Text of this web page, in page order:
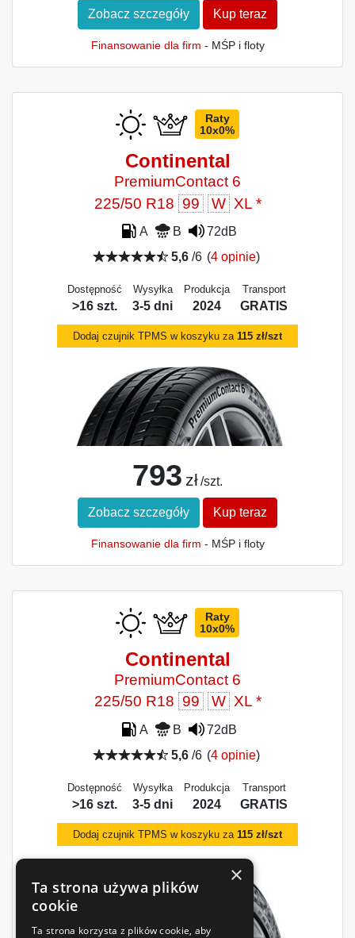
Zobacz szczegóły Kup teraz
Finansowanie dla firm - MŚP i floty
Raty
10x0%
Continental
PremiumContact 6
225/50 R18 99 W XL *
A B
72dB
5,6/6 (4 opinie)
Dostępność
>16 szt.
Wysyłka
3-5 dni
Produkcja
2024
Transport
GRATIS
Dodaj czujnik TPMS w koszyku za 115 zł/szt
793 zł /szt.
Zobacz szczegóły Kup teraz
Finansowanie dla firm - MŚP i floty
Raty
10x0%
Continental
PremiumContact 6
225/50 R18 99 W XL *
A B
72dB
5,6/6 (4 opinie)
Dostępność
>16 szt.
Wysyłka
3-5 dni
Produkcja
2024
Transport
GRATIS
Dodaj czujnik TPMS w koszyku za 115 zł/szt
×
Ta strona używa plików
cookie
Ta strona korzysta z plików cookie, aby